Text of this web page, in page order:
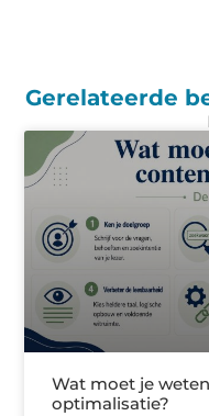
Gerelateerde
Wat moet je
optimalisatie?